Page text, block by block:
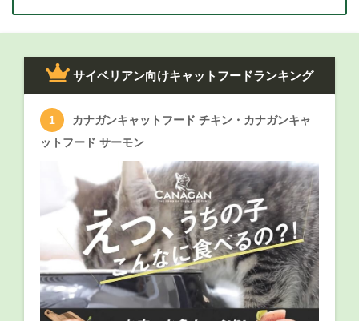
サイベリアン向けキャットフードランキング
カナガンキャットフード チキン・カナガンキャ
ットフード サーモン